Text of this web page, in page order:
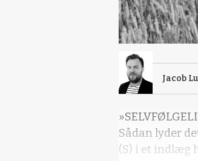
Jacob
Sådan lyder
(S) i et indlæg